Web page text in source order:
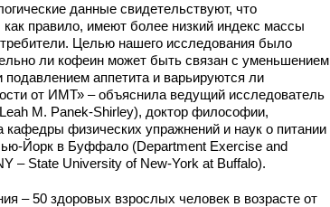
данные свидетельствуют, что
правило, имеют более низкий индекс массы
Целью нашего исследования было
ли кофеин может быть связан с уменьшением
аппетита и варьируются ли
от ИМТ» – объяснила ведущий исследователь
M. Panek-Shirley), доктор философии,
кафедры физических упражнений и наук о питании
Йорк в Буффало (Department Exercise and
– State University of New-York at Buffalo).
– 50 здоровых взрослых человек в возрасте от